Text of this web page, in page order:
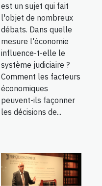
est un sujet qui fait
l'objet de nombreux
débats. Dans quelle
mesure l'économie
influence-t-elle le
système judiciaire ?
Comment les facteurs
économiques
peuvent-ils façonner
les décisions de...